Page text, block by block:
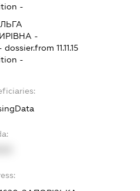
-
-
dossier.from 11.11.15
-